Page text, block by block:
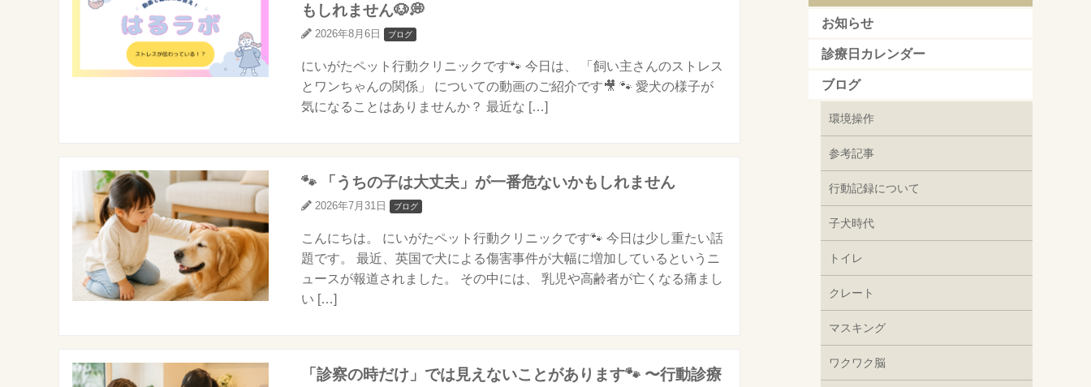
もしれません🐶💭
2026年8月6日 ブログ
にいがたペット行動クリニックです🐾 今日は、 「飼い主さんのストレス
とワンちゃんの関係」 についての動画のご紹介です🎥 🐾 愛犬の様子が
気になることはありませんか？ 最近な […]
🐾 「うちの子は大丈夫」が一番危ないかもしれません
2026年7月31日 ブログ
こんにちは。 にいがたペット行動クリニックです🐾 今日は少し重たい話
題です。 最近、英国で犬による傷害事件が大幅に増加しているというニ
ュースが報道されました。 その中には、 乳児や高齢者が亡くなる痛まし
い […]
「診察の時だけ」では見えないことがあります🐾 〜行動診療
お知らせ
診療日カレンダー
ブログ
環境操作
参考記事
行動記録について
子犬時代
トイレ
クレート
マスキング
ワクワク脳